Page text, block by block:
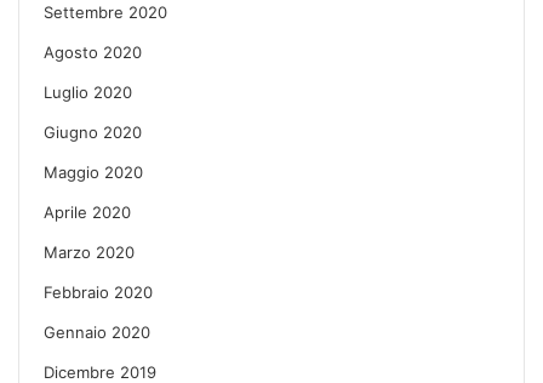
Settembre 2020
Agosto 2020
Luglio 2020
Giugno 2020
Maggio 2020
Aprile 2020
Marzo 2020
Febbraio 2020
Gennaio 2020
Dicembre 2019